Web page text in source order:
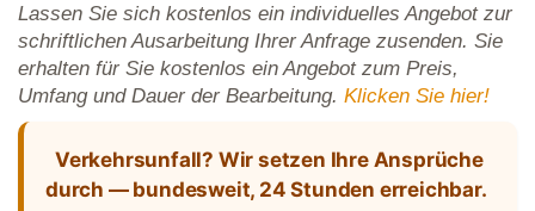
Lassen Sie sich kostenlos ein individuelles Angebot zur
schriftlichen Ausarbeitung Ihrer Anfrage zusenden. Sie
erhalten für Sie kostenlos ein Angebot zum Preis,
Umfang und Dauer der Bearbeitung. Klicken Sie hier!
Verkehrsunfall? Wir setzen Ihre Ansprüche
durch — bundesweit, 24 Stunden erreichbar.